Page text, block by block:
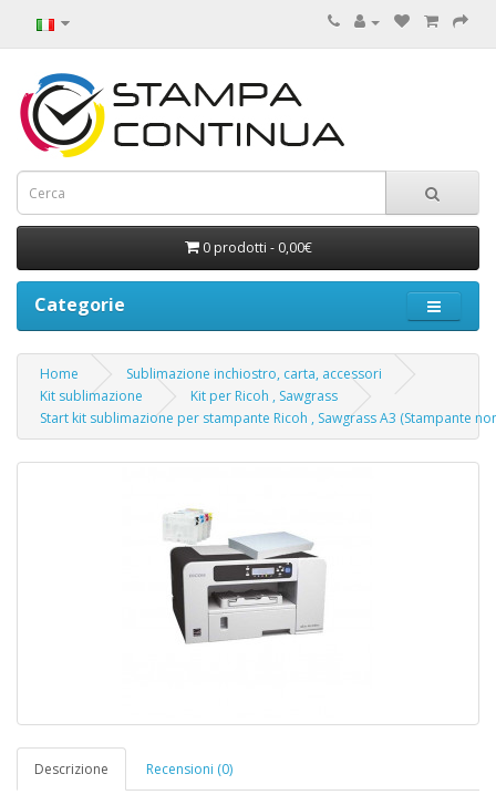
0 prodotti - 0,00€
Categorie
Home
Sublimazione inchiostro, carta, accessori
Kit sublimazione
Kit per Ricoh , Sawgrass
Start kit sublimazione per stampante Ricoh , Sawgrass A3 (Stampante
Descrizione Recensioni (0)